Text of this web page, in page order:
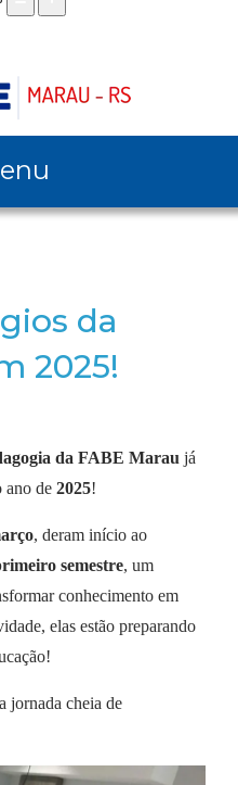
da
2025!
da FABE Marau já
ano de 2025!
, deram início ao
semestre, um
conhecimento em
elas estão preparando
jornada cheia de